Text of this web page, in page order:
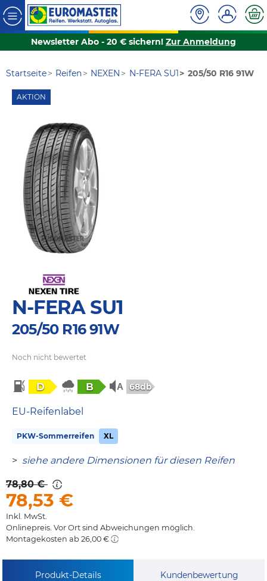
Newsletter Abo - 20 € sichern! Zur Anmeldung
Startseite Reifen NEXEN N-FERA SU1 205/50 R16 91W
AKTION
N-FERA SU1
205/50 R16 91W
Noch nicht bewertet
D B 68db
EU-Reifenlabel
PKW-Sommerreifen XL
> siehe andere Dimensionen für diesen Reifen
78,80 €
78,53 €
Inkl. MwSt.
Onlinepreis. Vor Ort sind Abweichungen möglich.
Montagekosten ab 26,00 €
Produkt-Details Kundenbewertung